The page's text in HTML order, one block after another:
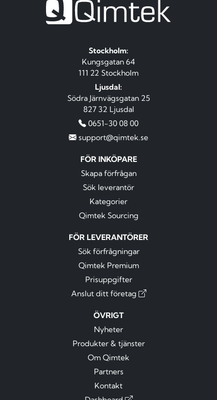
Stockholm:
Kungsgatan 64
111 22 Stockholm
Ljusdal:
Södra Järnvägsgatan 25
827 32 Ljusdal
0651-30 08 00
support@qimtek.se
FÖR INKÖPARE
Skapa förfrågan
Sök leverantör
Kategorier
Qimtek Sourcing
FÖR LEVERANTÖRER
Sök förfrågningar
Qimtek Premium
Prisuppgifter
Anslut ditt företag
ÖVRIGT
Nyheter
Produkter & tjänster
Om Qimtek
Partners
Kontakt